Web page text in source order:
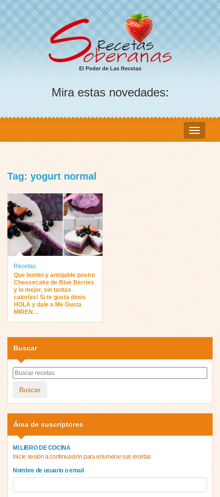
El Poder de Las Recetas
Mira estas novedades:
Tag: yogurt normal
Recetas
Que bonito y antojable postre
Cheesecake de Blue Berries
y lo mejor, sin tantas
calorías! Si te gusta dinos
HOLA y dale a Me Gusta
MIREN…
Buscar
Buscar
Área de suscriptores
MI LIBRO DE COCINA
Inicie sesión a continuación para enumerar sus recetas
Nombre de usuario o email